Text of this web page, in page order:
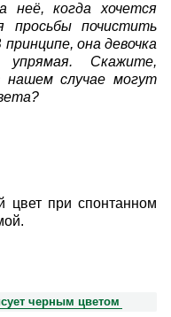
неё, когда хочется
просьбы почистить
она девочка
Скажите,
нашем случае могут
цвет при спонтанном
черным цветом